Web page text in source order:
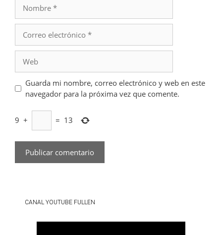
electrónico
Guarda mi nombre, correo electrónico y web en este
navegador para la próxima vez que comente.
9 + = 13
CANAL YOUTUBE FULLEN